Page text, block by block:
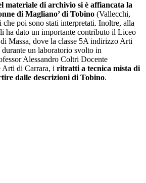
materiale di archivio si è affiancata la
di Magliano’ di Tobino (Vallecchi,
che poi sono stati interpretati. Inoltre, alla
ha dato un importante contributo il Liceo
Massa, dove la classe 5A indirizzo Arti
un laboratorio svolto in
Alessandro Coltri Docente
Arti di Carrara, i ritratti a tecnica mista di
dalle descrizioni di Tobino.